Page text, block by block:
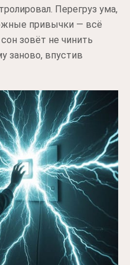
Перегруз ума,
привычки — всё
зовёт не чинить
заново, впустив